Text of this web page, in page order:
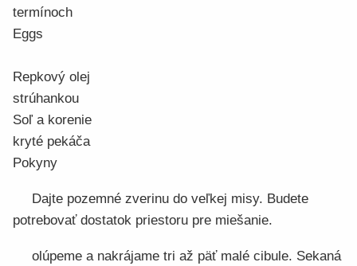
termínoch
Eggs
Repkový olej
strúhankou
Soľ a korenie
kryté pekáča
Pokyny
Dajte pozemné zverinu do veľkej misy. Budete
potrebovať dostatok priestoru pre miešanie.
olúpeme a nakrájame tri až päť malé cibule. Sekaná